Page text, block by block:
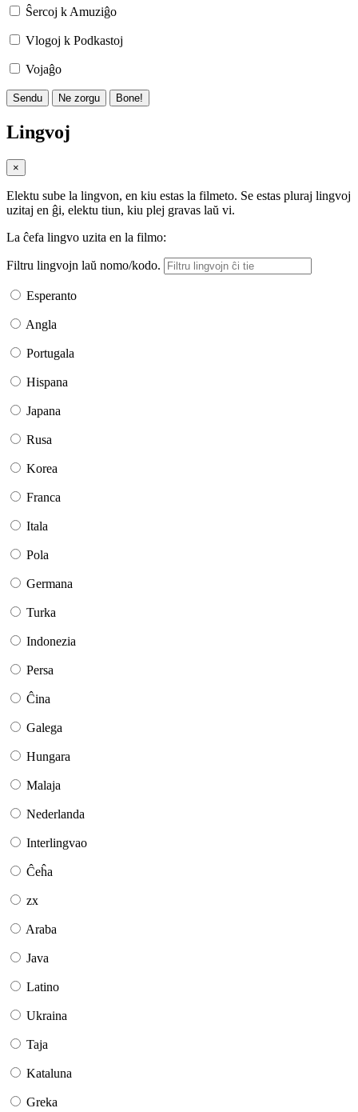
Ŝercoj k Amuziĝo
Vlogoj k Podkastoj
Vojaĝo
Sendu Ne zorgu Bone!
Lingvoj
×
Elektu sube la lingvon, en kiu estas la filmeto. Se estas pluraj lingvoj
uzitaj en ĝi, elektu tiun, kiu plej gravas laŭ vi.
La ĉefa lingvo uzita en la filmo:
Filtru lingvojn laŭ nomo/kodo.
Esperanto
Angla
Portugala
Hispana
Japana
Rusa
Korea
Franca
Itala
Pola
Germana
Turka
Indonezia
Persa
Ĉina
Galega
Hungara
Malaja
Nederlanda
Interlingvao
Ĉeĥa
zx
Araba
Java
Latino
Ukraina
Taja
Kataluna
Greka